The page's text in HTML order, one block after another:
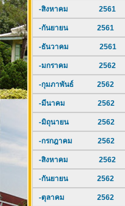
-สิงหาคม 2561
-กันยายน 2561
-ธันวาคม 2561
-มกราคม 2562
-กุมภาพันธ์ 2562
-มีนาคม 2562
-มิถุนายน 2562
-กรกฎาคม 2562
-สิงหาคม 2562
-กันยายน 2562
-ตุลาคม 2562